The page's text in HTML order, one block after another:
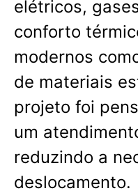
elétricos,
conforto
modernos
de materiais
projeto foi
um
reduzindo a
deslocamento.